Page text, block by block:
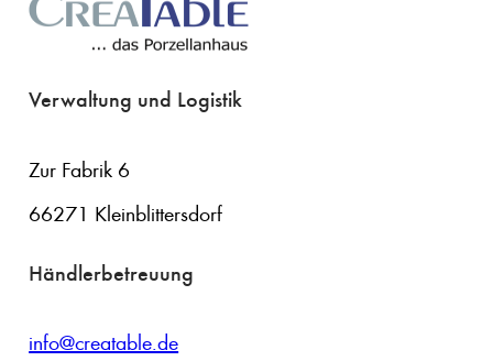
Verwaltung und Logistik
Zur Fabrik 6
66271 Kleinblittersdorf
Händlerbetreuung
info@creatable.de